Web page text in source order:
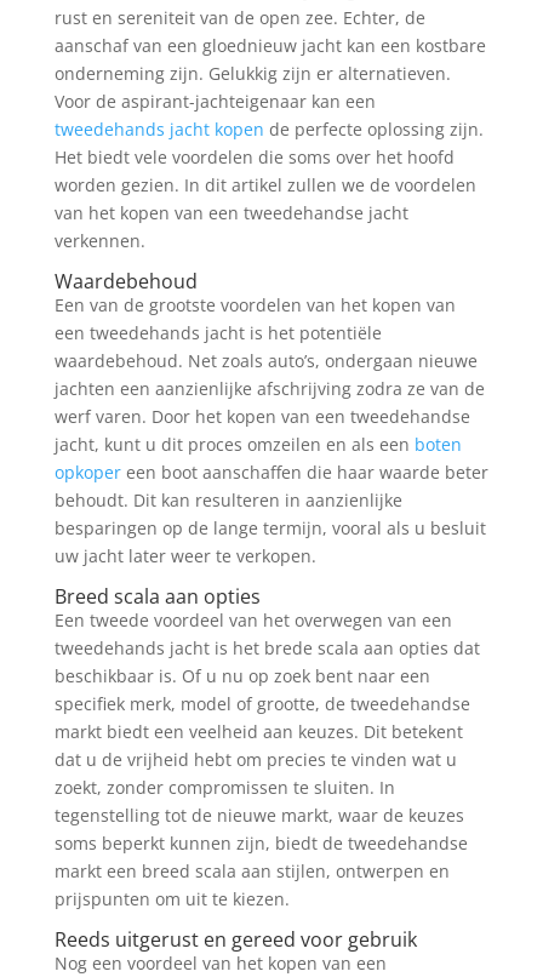
rust en sereniteit van de open zee. Echter, de
aanschaf van een gloednieuw jacht kan een kostbare
onderneming zijn. Gelukkig zijn er alternatieven.
Voor de aspirant-jachteigenaar kan een
tweedehands jacht kopen de perfecte oplossing zijn.
Het biedt vele voordelen die soms over het hoofd
worden gezien. In dit artikel zullen we de voordelen
van het kopen van een tweedehandse jacht
verkennen.
Waardebehoud
Een van de grootste voordelen van het kopen van
een tweedehands jacht is het potentiële
waardebehoud. Net zoals auto’s, ondergaan nieuwe
jachten een aanzienlijke afschrijving zodra ze van de
werf varen. Door het kopen van een tweedehandse
jacht, kunt u dit proces omzeilen en als een boten
opkopereen boot aanschaffen die haar waarde beter
behoudt. Dit kan resulteren in aanzienlijke
besparingen op de lange termijn, vooral als u besluit
uw jacht later weer te verkopen.
Breed scala aan opties
Een tweede voordeel van het overwegen van een
tweedehands jacht is het brede scala aan opties dat
beschikbaar is. Of u nu op zoek bent naar een
specifiek merk, model of grootte, de tweedehandse
markt biedt een veelheid aan keuzes. Dit betekent
dat u de vrijheid hebt om precies te vinden wat u
zoekt, zonder compromissen te sluiten. In
tegenstelling tot de nieuwe markt, waar de keuzes
soms beperkt kunnen zijn, biedt de tweedehandse
markt een breed scala aan stijlen, ontwerpen en
prijspunten om uit te kiezen.
Reeds uitgerust en gereed voor gebruik
Nog een voordeel van het kopen van een